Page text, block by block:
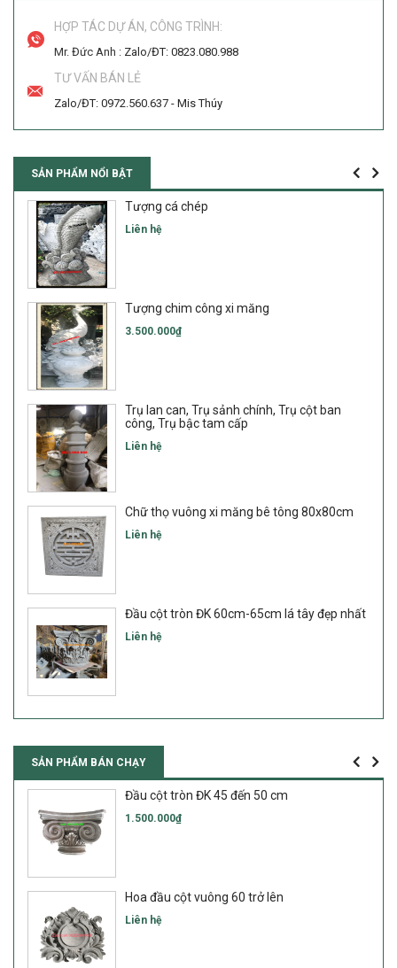
HỢP TÁC DỰ ÁN, CÔNG TRÌNH:
Mr. Đức Anh : Zalo/ĐT: 0823.080.988
TƯ VẤN BÁN LẺ
Zalo/ĐT: 0972.560.637 - Mis Thúy
SẢN PHẨM NỔI BẬT
Tượng cá chép
Liên hệ
Tượng chim công xi măng
3.500.000₫
Trụ lan can, Trụ sảnh chính, Trụ cột ban
công, Trụ bậc tam cấp
Liên hệ
Chữ thọ vuông xi măng bê tông 80x80cm
Liên hệ
Đầu cột tròn ĐK 60cm-65cm lá tây đẹp nhất
Liên hệ
SẢN PHẨM BÁN CHẠY
Đầu cột tròn ĐK 45 đến 50 cm
1.500.000₫
Hoa đầu cột vuông 60 trở lên
Liên hệ